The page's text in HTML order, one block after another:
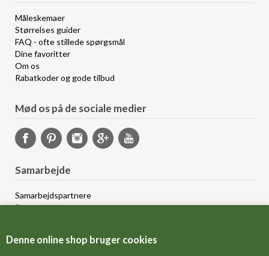
Denne online shop bruger cookies
Måleskemaer
Størrelses guider
FAQ - ofte stillede spørgsmål
Dine favoritter
Om os
Rabatkoder og gode tilbud
Mød os på de sociale medier
Samarbejde
Samarbejdspartnere
Sponsorprogram
Grossistsalg